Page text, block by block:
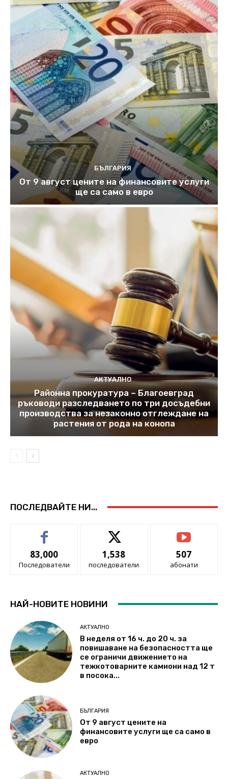
БЪЛГАРИЯ
От 9 август цените на финансовите услуги
ще са само в евро
АКТУАЛНО
Районна прокуратура – Благоевград
ръководи разследването по три досъдебни
производства за незаконно отглеждане на
растения от рода на конопа
ПОСЛЕДВАЙТЕ НИ...
83,000
Последователи
1,538
последователи
507
абонати
НАЙ-НОВИТЕ НОВИНИ
АКТУАЛНО
В неделя от 16 ч. до 20 ч. за
повишаване на безопасността ще
се ограничи движението на
тежкотоварните камиони над 12 т
в посока...
БЪЛГАРИЯ
От 9 август цените на
финансовите услуги ще са само в
евро
АКТУАЛНО